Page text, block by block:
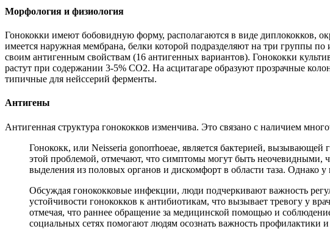
Морфология и физиология
Гонококки имеют бобовидную форму, располагаются в виде диплококков,
имеется наружная мембрана, белки которой подразделяют на три группы
своим антигенным свойствам (16 антигенных вариантов). Гонококки
растут при содержании 3-5% СО2. На асцитагаре образуют прозрачные
типичные для нейссерий ферменты.
Антигены
Антигенная структура гонококков изменчива. Это связано с наличием
Гонококк, или Neisseria gonorrhoeae, является бактерией,
этой проблемой, отмечают, что симптомы могут быть неочевидными,
выделения из половых органов и дискомфорт в области таза. Однако
Обсуждая гонококковые инфекции, люди подчеркивают важность
устойчивости гонококков к антибиотикам, что вызывает тревогу у
отмечая, что раннее обращение за медицинской помощью и
социальных сетях помогают людям осознать важность профилактики